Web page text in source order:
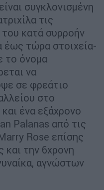
συγκλονισμένη
τις
του κατά συρροήν
τώρα στοιχεία-
το όνομα
να
σε φρεάτιο
στο
ένα εξάχρονο
Palanas από τις
Rose επίσης
και την 6χρονη
αγνώστων